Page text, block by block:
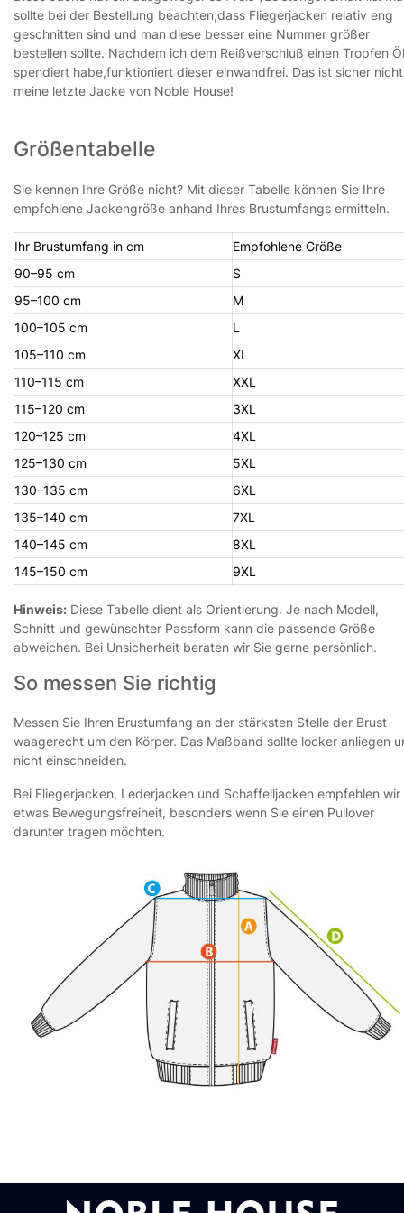
sollte bei der Bestellung beachten,dass Fliegerjacken relativ eng
geschnitten sind und man diese besser eine Nummer größer
bestellen sollte. Nachdem ich dem Reißverschluß einen Tropfen Öl
spendiert habe,funktioniert dieser einwandfrei. Das ist sicher nicht
meine letzte Jacke von Noble House!
Größentabelle
Sie kennen Ihre Größe nicht? Mit dieser Tabelle können Sie Ihre
empfohlene Jackengröße anhand Ihres Brustumfangs ermitteln.
Ihr Brustumfang in cm
Empfohlene Größe
90–95 cm
S
95–100 cm
M
100–105 cm
L
105–110 cm
XL
110–115 cm
XXL
115–120 cm
3XL
120–125 cm
4XL
125–130 cm
5XL
130–135 cm
6XL
135–140 cm
7XL
140–145 cm
8XL
145–150 cm
9XL
Hinweis: Diese Tabelle dient als Orientierung. Je nach Modell,
Schnitt und gewünschter Passform kann die passende Größe
abweichen. Bei Unsicherheit beraten wir Sie gerne persönlich.
So messen Sie richtig
Messen Sie Ihren Brustumfang an der stärksten Stelle der Brust
waagerecht um den Körper. Das Maßband sollte locker anliegen
nicht einschneiden.
Bei Fliegerjacken, Lederjacken und Schaffelljacken empfehlen wir
etwas Bewegungsfreiheit, besonders wenn Sie einen Pullover
darunter tragen möchten.